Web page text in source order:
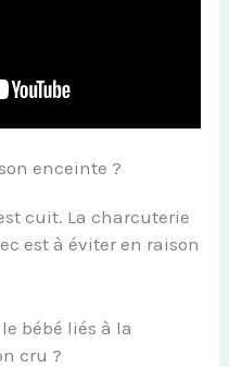
enceinte ?
cuit. La charcuterie
est à éviter en raison
bébé liés à la
cru ?